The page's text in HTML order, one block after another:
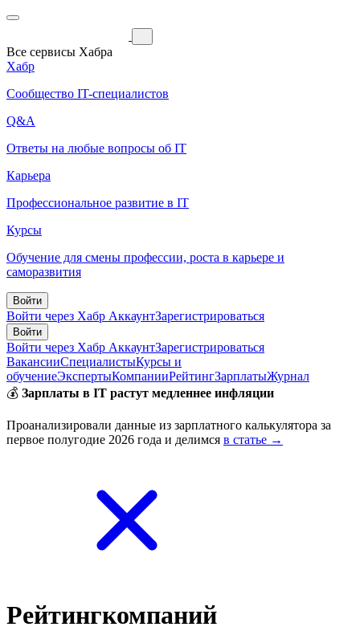
Все сервисы Хабра
Хабр
Сообщество IT-специалистов
Q&A
Ответы на любые вопросы об IT
Карьера
Профессиональное развитие в IT
Курсы
Обучение для смены профессии, роста в карьере и
саморазвития
Войти
Войти через Хабр АккаунтЗарегистрироваться
Войти
Войти через Хабр АккаунтЗарегистрироваться
ВакансииСпециалистыКурсы и
обучениеЭкспертыКомпанииРейтингЗарплатыЖурнал
💰 Зарплаты в IT растут медленнее инфляции
Проанализировали данные из зарплатного калькулятора за
первое полугодие 2026 года и делимся в статье →
Рейтингкомпаний